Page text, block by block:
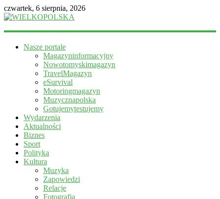
czwartek, 6 sierpnia, 2026
WIELKOPOLSKA
informacyjny
Nasze portale
Magazyninformacyjny
Nowotomyskimagazyn
TravelMagazyn
eSurvival
Motoringmagazyn
Muzycznapolska
Gotujemytestujemy
Wydarzenia
Aktualności
Biznes
Sport
Polityka
Kultura
Muzyka
Zapowiedzi
Relacje
Fotografia